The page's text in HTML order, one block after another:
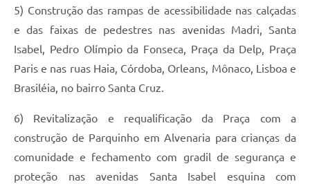
5) Construção das rampas de acessibilidade nas calçadas
e das faixas de pedestres nas avenidas Madri, Santa
Isabel, Pedro Olímpio da Fonseca, Praça da Delp, Praça
Paris e nas ruas Haia, Córdoba, Orleans, Mônaco, Lisboa e
Brasiléia, no bairro Santa Cruz.
6) Revitalização e requalificação da Praça com a
construção de Parquinho em Alvenaria para crianças da
comunidade e fechamento com gradil de segurança e
proteção nas avenidas Santa Isabel esquina com